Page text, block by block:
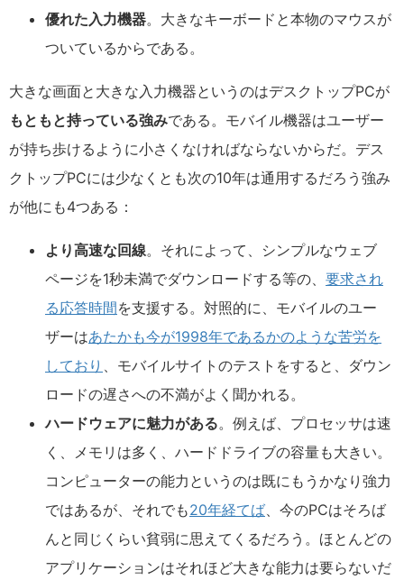
優れた入力機器。大きなキーボードと本物のマウスが
ついているからである。
大きな画面と大きな入力機器というのはデスクトップPCが
もともと持っている強みである。モバイル機器はユーザー
が持ち歩けるように小さくなければならないからだ。デス
クトップPCには少なくとも次の10年は通用するだろう強み
が他にも4つある：
より高速な回線。それによって、シンプルなウェブ
ページを1秒未満でダウンロードする等の、 要求され
る応答時間を支援する。対照的に、モバイルのユー
ザーはあたかも今が1998年であるかのような苦労を
しており 、モバイルサイトのテストをすると、ダウン
ロードの遅さへの不満がよく聞かれる。
ハードウェアに魅力がある。例えば、プロセッサは速
く、メモリは多く、ハードドライブの容量も大きい。
コンピューターの能力というのは既にもうかなり強力
ではあるが、それでも20年経てば、今のPCはそろば
んと同じくらい貧弱に思えてくるだろう。ほとんどの
アプリケーションはそれほど大きな能力は要らないだ